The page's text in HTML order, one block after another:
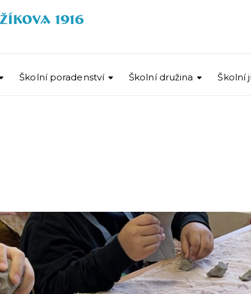
Školní poradenství Školní družina Školní